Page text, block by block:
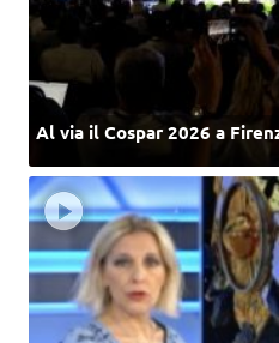
Al via il Cospar 2026 a